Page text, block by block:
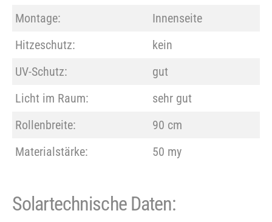
Montage:
Innenseite
Hitzeschutz:
kein
UV-Schutz:
gut
Licht im Raum:
sehr gut
Rollenbreite:
90 cm
Materialstärke:
50 my
Solartechnische Daten: